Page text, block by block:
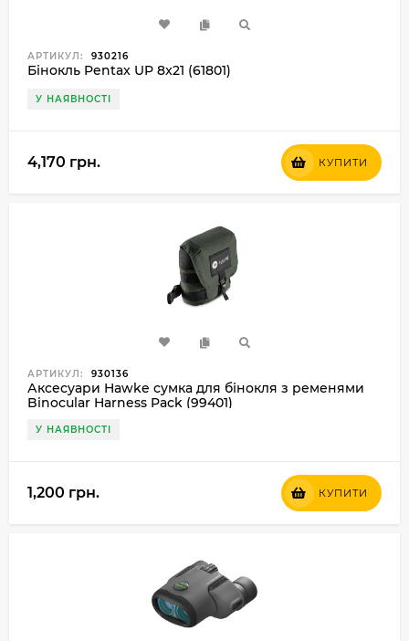
АРТИКУЛ: 930216
Бінокль Pentax UP 8x21 (61801)
У НАЯВНОСТІ
4,170 грн. КУПИТИ
АРТИКУЛ: 930136
Аксесуари Hawke сумка для бінокля з ременями
Binocular Harness Pack (99401)
У НАЯВНОСТІ
1,200 грн. КУПИТИ